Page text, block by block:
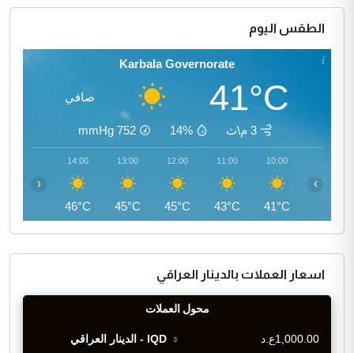
الطقس اليوم
Karbala Governorate
41°C صافي
3 م\ث 14%
752
mmHg
10:00
41°C
11:00
43°C
12:00
45°C
13:00
45°C
14:00
46°C
‹ ›
اسعار العملات بالدينار العراقي